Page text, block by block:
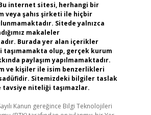
internet sitesi, herhangi bir
veya şahıs şirketi ile hiçbir
Sitede yalnızca
makaleler
Burada yer alan içerikler
taşımamakta olup, gerçek kurum
paylaşım yapılmamaktadır.
ve kişiler ile isim benzerlikleri
Sitemizdeki bilgiler taslak
tavsiye niteliği taşımazlar.
Kanun gereğince Bilgi Teknolojileri